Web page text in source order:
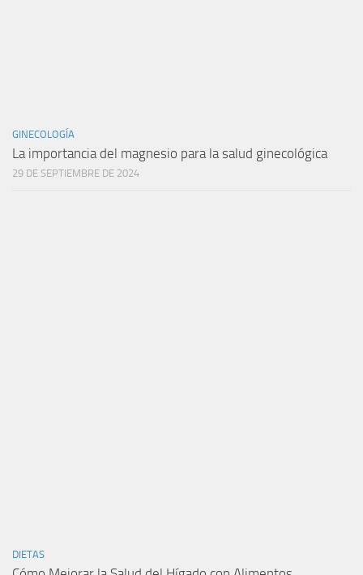
GINECOLOGÍA
La importancia del magnesio para la salud ginecológica
29 DE SEPTIEMBRE DE 2024
DIETAS